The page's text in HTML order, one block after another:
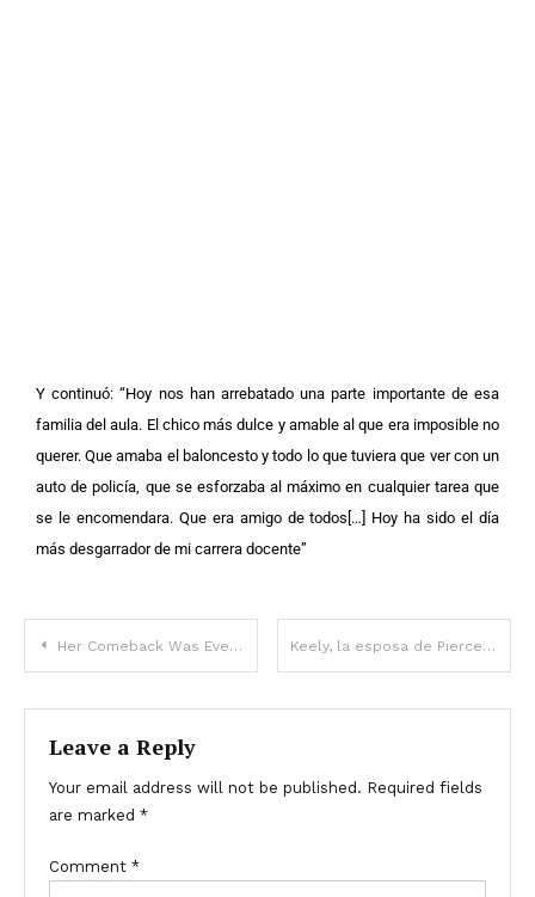
Y continuó: “Hoy nos han arrebatado una parte importante de esa
familia del aula. El chico más dulce y amable al que era imposible no
querer. Que amaba el baloncesto y todo lo que tuviera que ver con un
auto de policía, que se esforzaba al máximo en cualquier tarea que
se le encomendara. Que era amigo de todos[…] Hoy ha sido el día
más desgarrador de mi carrera docente”
Her Comeback Was Everything She’d Worked For — Until He Stepped Into the Arena Keely, la esposa de Pierce Brosnan, pierde unos 45 kilos – Sus impresionantes fotos del antes y el después causan asombro
Leave a Reply
Your email address will not be published. Required fields
are marked *
Comment *